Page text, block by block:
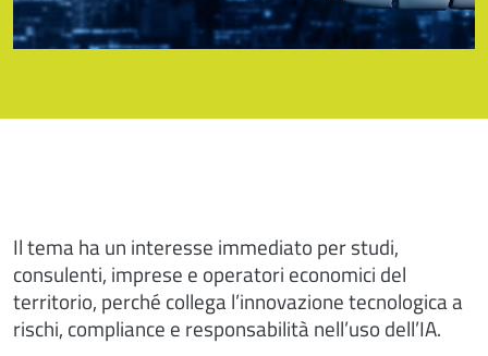
Il tema ha un interesse immediato per studi,
consulenti, imprese e operatori economici del
territorio, perché collega l’innovazione tecnologica a
rischi, compliance e responsabilità nell’uso dell’IA.